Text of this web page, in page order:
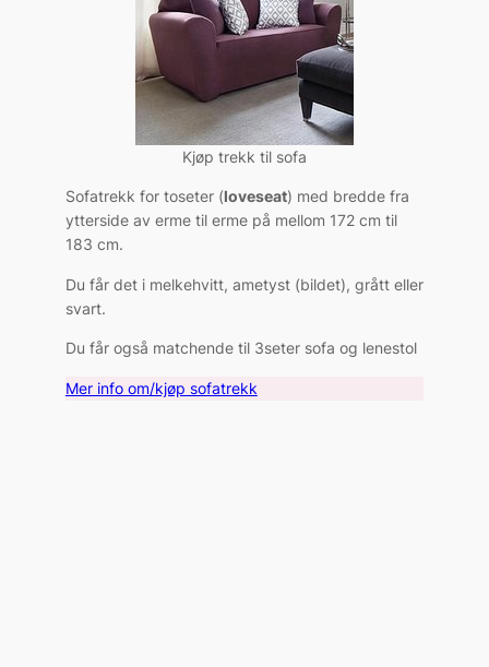
Kjøp trekk til sofa
Sofatrekk for toseter (loveseat) med bredde fra
ytterside av erme til erme på mellom 172 cm til
183 cm.
Du får det i melkehvitt, ametyst (bildet), grått eller
svart.
Du får også matchende til 3seter sofa og lenestol
Mer info om/kjøp sofatrekk